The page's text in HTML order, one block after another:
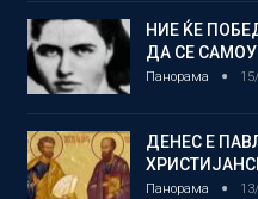
НИЕ ЌЕ
ДА СЕ
Панорама
ДЕНЕС Е
Панорама